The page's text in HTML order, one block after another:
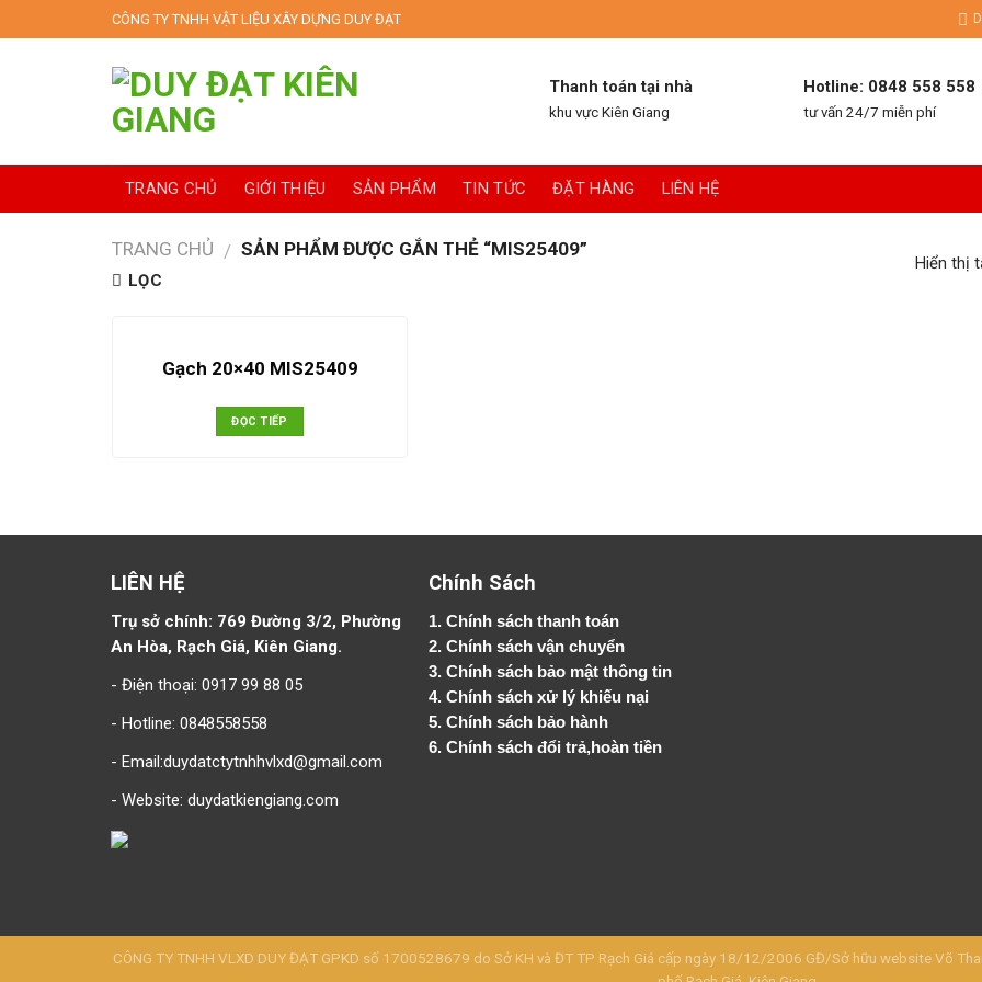
to
CÔNG TY TNHH VẬT LIỆU XÂY DỰNG DUY ĐẠT
Thanh toán tại nhà
khu vực Kiên Giang
Hotline: 0848 558 558
tư vấn 24/7 miễn phí
TRANG CHỦ GIỚI THIỆU SẢN PHẨM TIN TỨC ĐẶT HÀNG LIÊN HỆ
TRANG CHỦ / SẢN PHẨM ĐƯỢC GẮN THẺ “MIS25409”
LỌC
Hiển thị
Gạch 20×40 MIS25409
ĐỌC TIẾP
LIÊN HỆ
Trụ sở chính: 769 Đường 3/2, Phường
An Hòa, Rạch Giá, Kiên Giang.
- Điện thoại: 0917 99 88 05
- Hotline: 0848558558
- Email:duydatctytnhhvlxd@gmail.com
- Website: duydatkiengiang.com
Chính Sách
1.Chính sách thanh toán
2.Chính sách vận chuyển
3. Chính sách bảo mật thông tin
4.Chính sách xử lý khiếu nại
5.Chính sách bảo hành
6.Chính sách đổi trả,hoàn tiền
CÔNG TY TNHH VLXD DUY ĐẠT GPKD số 1700528679 do Sở KH và ĐT TP Rạch Giá cấp ngày 18/12/2006 GĐ/Sở hữu website Võ